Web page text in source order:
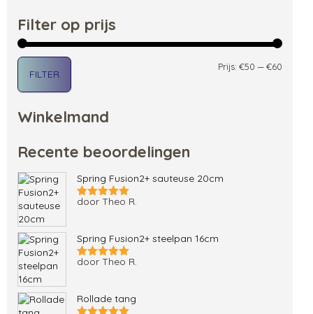
Filter op prijs
FILTER
Prijs: €50 — €60
Winkelmand
Recente beoordelingen
Spring Fusion2+ sauteuse 20cm
Gewaardeerd
door Theo R.
Spring Fusion2+ steelpan 16cm
Gewaardeerd
door Theo R.
Rollade tang